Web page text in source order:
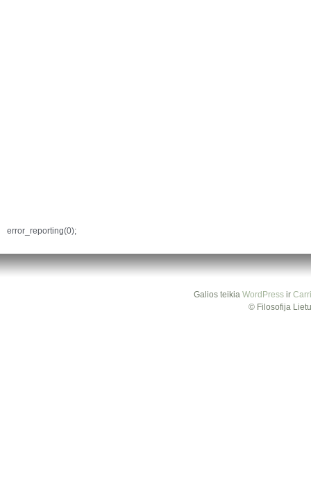
error_reporting(0);
Galios teikia WordPressir
© Filosofija